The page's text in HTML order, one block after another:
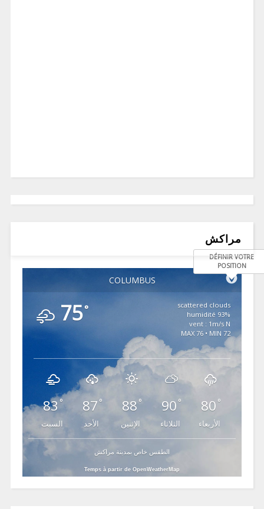
مراكش
COLUMBUS
DÉFINIR VOTRE
POSITION
75°
scattered clouds
93% humidité
vent : 1m/s N
MAX 76 • MIN 72
83 °
السبت
87 °
الأحد
88°
الإثنين
90 °
الثلاثاء
80 °
الأربعاء
الطقس خاص بمدينة مراكش
Temps à partir de OpenWeatherMap